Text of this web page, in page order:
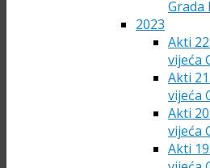
Grada
2023
Akti
vijeća
Akti
vijeća
Akti
vijeća
Akti